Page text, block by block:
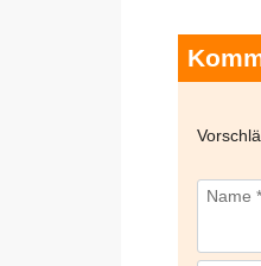
Name *